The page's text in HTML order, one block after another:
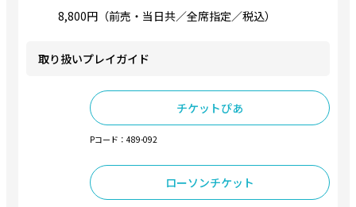
8,800円（前売・当日共／全席指定／税込）
取り扱いプレイガイド
チケットぴあ
Pコード：489-092
ローソンチケット